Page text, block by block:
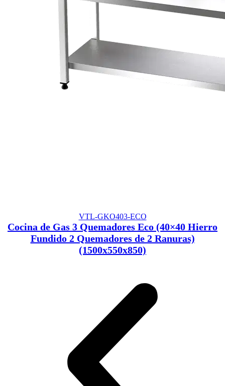
VTL-GKO403-ECO
Cocina de Gas 3 Quemadores Eco (40×40 Hierro
Fundido 2 Quemadores de 2 Ranuras)
(1500x550x850)